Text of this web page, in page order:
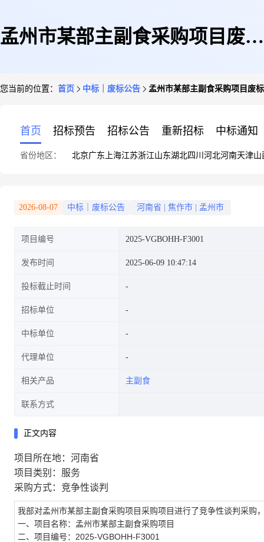
孟州市某部主副食采购项目废标
您当前的位置： 首页 中标｜废标公告 孟州市某部主副食采购项目废
首页 招标预告 招标公告 重新招标 中标通知
省份地区： 北京广东 上海江苏浙江山东湖北四川 河北河南天津山
2026-08-07 中标｜废标公告 河南省 焦作市 孟州市
项目编号 2025-VGBOHH-F3001
发布时间 2025-06-09 10:47:14
投标截止时间
招标单位
中标单位
代理单位
相关产品 主副食
联系方式
正文内容
项目所在地：河南省
项目类别：服务
采购方式：竞争性谈判
我部对孟州市某部主副食采购项目采购项目进行了竞争性谈判采购
一、项目名称：孟州市某部主副食采购项目
二、项目编号：2025-VGBOHH-F3001